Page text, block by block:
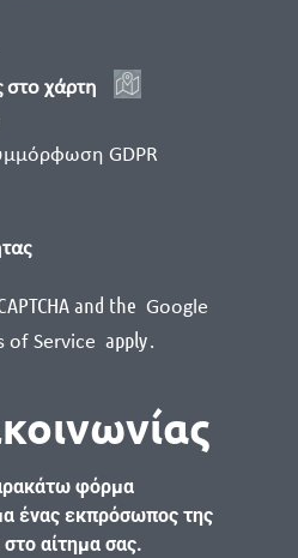
στο χάρτη
GDPR
and the Google
of Service apply.
φόρμα
ένας εκπρόσωπος της
αίτημα σας.